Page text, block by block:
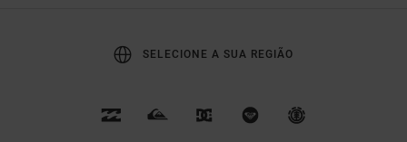
SELECIONE A SUA REGIÃO